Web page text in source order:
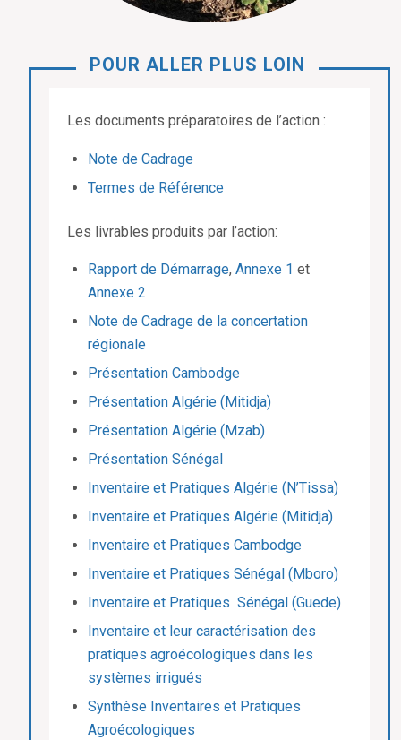
POUR ALLER PLUS LOIN
Les documents préparatoires de l’action :
Note de Cadrage
Termes de Référence
Les livrables produits par l’action:
Rapport de Démarrage,Annexe 1 et
Annexe 2
Note de Cadrage de la concertation
régionale
Présentation Cambodge
Présentation Algérie (Mitidja)
Présentation Algérie (Mzab)
Présentation Sénégal
Inventaire et Pratiques Algérie (N’Tissa)
Inventaire et Pratiques Algérie (Mitidja)
Inventaire et Pratiques Cambodge
Inventaire et Pratiques Sénégal (Mboro)
Inventaire et Pratiques Sénégal (Guede)
Inventaire et leur caractérisation des
pratiques agroécologiques dans les
systèmes irrigués
Synthèse Inventaires et Pratiques
Agroécologiques